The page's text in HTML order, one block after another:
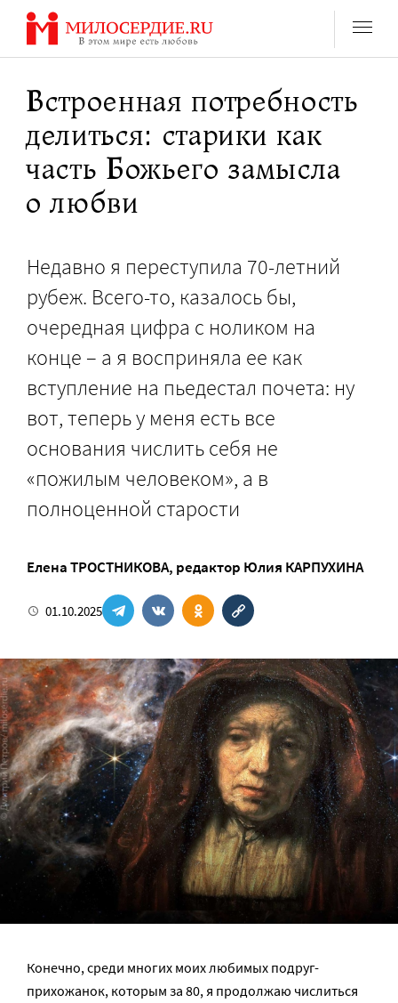
Перейти
содержанию
Встроенная потребность
делиться: старики как
часть Божьего замысла
о любви
Недавно я переступила 70-летний
рубеж. Всего-то, казалось бы,
очередная цифра с ноликом на
конце – а я восприняла ее как
вступление на пьедестал почета: ну
вот, теперь у меня есть все
основания числить себя не
«пожилым человеком», а в
полноценной старости
Елена ТРОСТНИКОВА, редактор Юлия КАРПУХИНА
01.10.2025
Конечно, среди многих моих любимых подруг-
прихожанок, которым за 80, я продолжаю числиться